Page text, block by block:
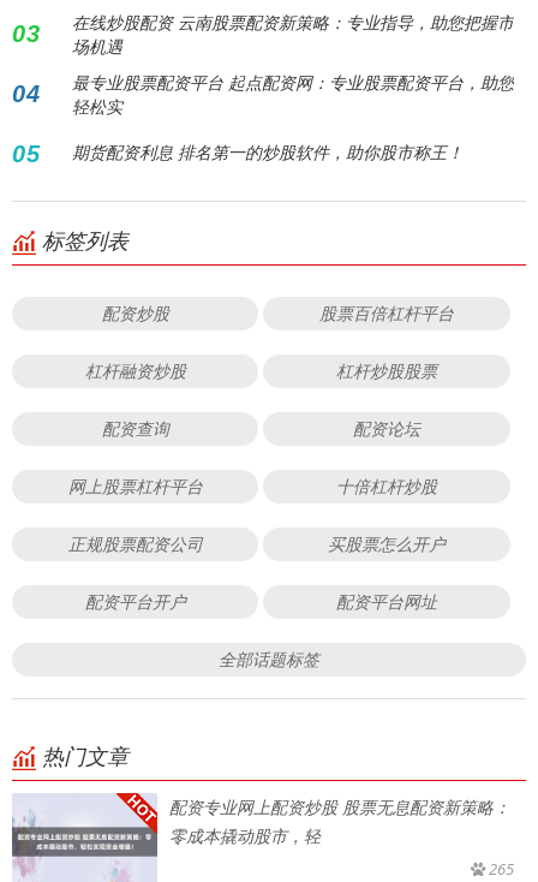
03
在线炒股配资 云南股票配资新策略：专业指导，助您把握市
场机遇
04
最专业股票配资平台 起点配资网：专业股票配资平台，助您
轻松实
05 期货配资利息 排名第一的炒股软件，助你股市称王！
标签列表
配资炒股 股票百倍杠杆平台
杠杆融资炒股 杠杆炒股股票
配资查询 配资论坛
网上股票杠杆平台 十倍杠杆炒股
正规股票配资公司 买股票怎么开户
配资平台开户 配资平台网址
全部话题标签
热门文章
配资专业网上配资炒股 股票无息配资新策略：
零成本撬动股市，轻
265